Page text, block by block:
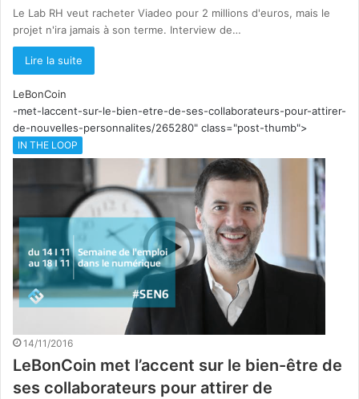
Le Lab RH veut racheter Viadeo pour 2 millions d'euros, mais le
projet n'ira jamais à son terme. Interview de…
Lire la suite
LeBonCoin
-met-laccent-sur-le-bien-etre-de-ses-collaborateurs-pour-attirer-
de-nouvelles-personnalites/265280" class="post-thumb">
IN THE LOOP
14/11/2016
LeBonCoin met l’accent sur le bien-être de
ses collaborateurs pour attirer de